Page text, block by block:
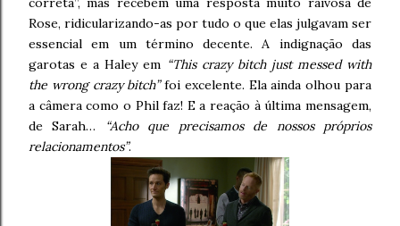
Rose, ridicularizando-as por tudo o que elas julgavam ser
essencial em um término decente.A indignação das
garotas e a Haley em “This crazy bitch just messed with
the wrong crazy bitch”foi excelente. Ela ainda olhou para
a câmera como o Phil faz! E a reação à última mensagem,
de Sarah…
“Acho que precisamos de nossos próprios
relacionamentos”.